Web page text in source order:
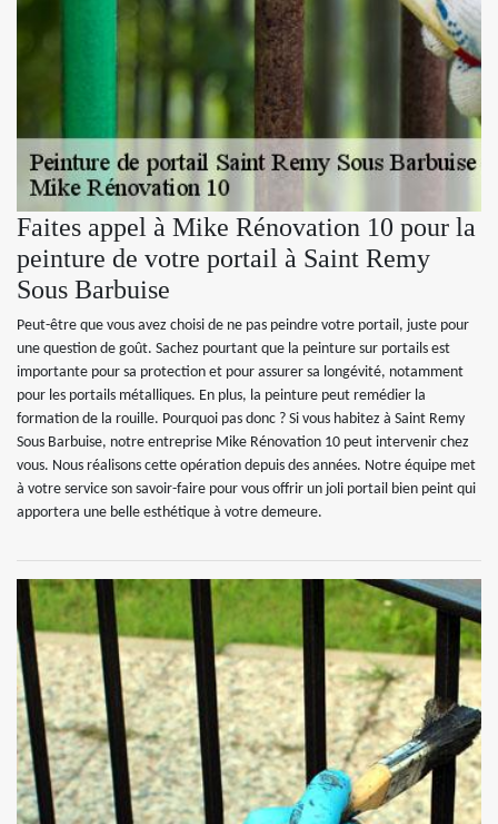
Faites appel à Mike Rénovation 10 pour la
peinture de votre portail à Saint Remy
Sous Barbuise
Peut-être que vous avez choisi de ne pas peindre votre portail, juste pour
une question de goût. Sachez pourtant que la peinture sur portails est
importante pour sa protection et pour assurer sa longévité, notamment
pour les portails métalliques. En plus, la peinture peut remédier la
formation de la rouille. Pourquoi pas donc ? Si vous habitez à Saint Remy
Sous Barbuise, notre entreprise Mike Rénovation 10 peut intervenir chez
vous. Nous réalisons cette opération depuis des années. Notre équipe met
à votre service son savoir-faire pour vous offrir un joli portail bien peint qui
apportera une belle esthétique à votre demeure.